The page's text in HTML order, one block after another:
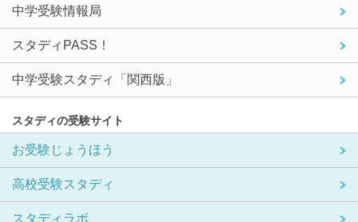
中学受験情報局
スタディPASS！
中学受験スタディ「関西版」
スタディの受験サイト
お受験じょうほう
高校受験スタディ
スタディラボ